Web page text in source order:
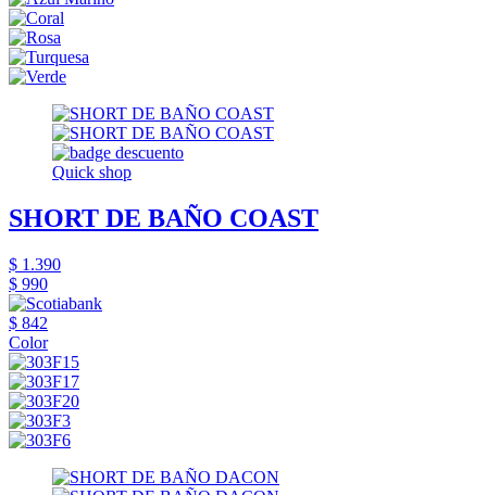
Quick shop
SHORT DE BAÑO COAST
$ 1.390
$ 990
$ 842
Color